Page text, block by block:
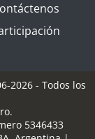
2026 - Todos los
5346433